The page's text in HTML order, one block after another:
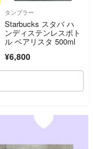
タンブラー
Starbucks スタバ ハ
ンディステンレスボト
ル ベアリスタ 500ml
¥6,800